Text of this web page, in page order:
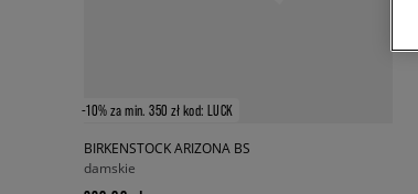
-10% za min. 350 zł kod: LUCK
BIRKENSTOCK ARIZONA BS
damskie